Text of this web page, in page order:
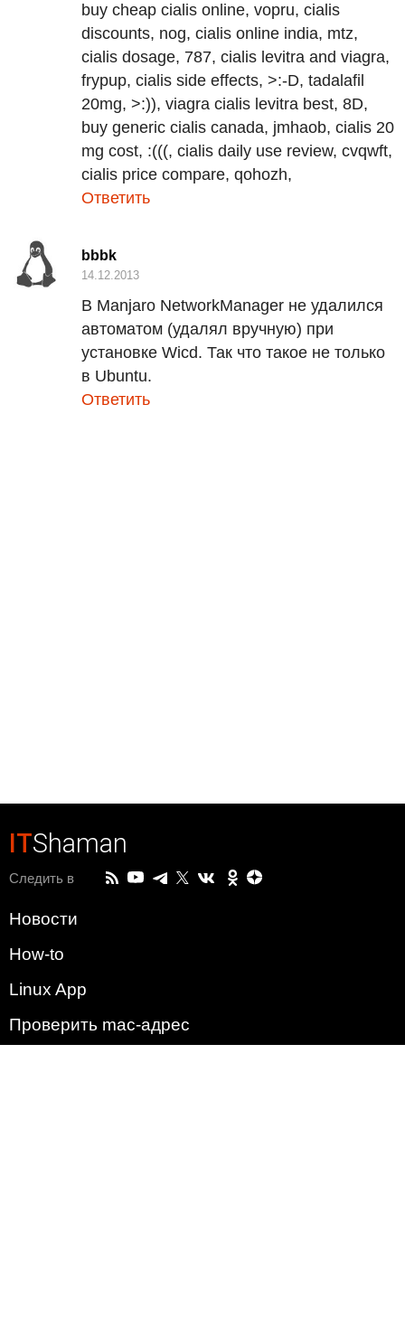
buy cheap cialis online, vopru, cialis
discounts, nog, cialis online india, mtz,
cialis dosage, 787, cialis levitra and viagra,
frypup, cialis side effects, >:-D, tadalafil
20mg, >:)), viagra cialis levitra best, 8D,
buy generic cialis canada, jmhaob, cialis 20
mg cost, :(((, cialis daily use review, cvqwft,
cialis price compare, qohozh,
Ответить
bbbk
14.12.2013
В Manjaro NetworkManager не удалился
автоматом (удалял вручную) при
установке Wicd. Так что такое не только
в Ubuntu.
Ответить
ITShaman
Следить в
Новости
How-to
Linux App
Проверить mac-адрес